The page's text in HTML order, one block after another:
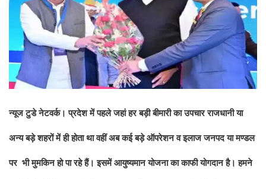
न्‍यूज टुडे नेटवर्क। प्रदेश में पहले जहां हर बड़ी बीमारी का उपचार राजधानी या
अन्य बड़े शहरों में ही होता था वहीं अब कई बड़े ऑपरेशन व इलाज जनपद या मण्डल
पर भी मुमकिन हो पा रहे हैं। इसमें आयुष्यमान योजना का काफी योगदान है। हमने